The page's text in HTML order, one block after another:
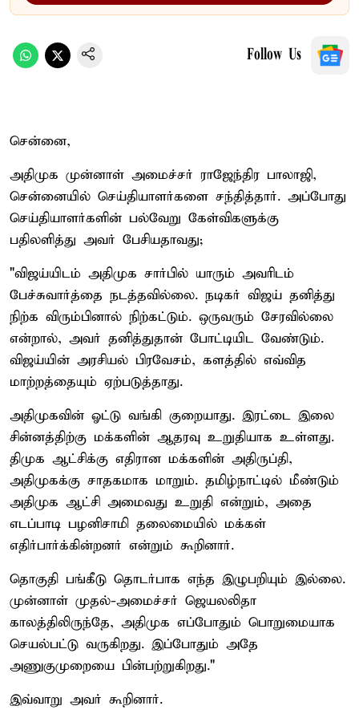
Follow Us
சென்னை,
அதிமுக முன்னாள் அமைச்சர் ராஜேந்திர பாலாஜி,
சென்னையில் செய்தியாளர்களை சந்தித்தார். அப்போது
செய்தியாளர்களின் பல்வேறு கேள்விகளுக்கு
பதிலளித்து அவர் பேசியதாவது;
"விஜய்யிடம் அதிமுக சார்பில் யாரும் அவரிடம்
பேச்சுவார்த்தை நடத்தவில்லை. நடிகர் விஜய் தனித்து
நிற்க விரும்பினால் நிற்கட்டும். ஒருவரும் சேரவில்லை
என்றால், அவர் தனித்துதான் போட்டியிட வேண்டும்.
விஜய்யின் அரசியல் பிரவேசம், களத்தில் எவ்வித
மாற்றத்தையும் ஏற்படுத்தாது.
அதிமுகவின் ஓட்டு வங்கி குறையாது. இரட்டை இலை
சின்னத்திற்கு மக்களின் ஆதரவு உறுதியாக உள்ளது.
திமுக ஆட்சிக்கு எதிரான மக்களின் அதிருப்தி,
அதிமுகக்கு சாதகமாக மாறும். தமிழ்நாட்டில் மீண்டும்
அதிமுக ஆட்சி அமைவது உறுதி என்றும், அதை
எடப்பாடி பழனிசாமி தலைமையில் மக்கள்
எதிர்பார்க்கின்றனர் என்றும் கூறினார்.
தொகுதி பங்கீடு தொடர்பாக எந்த இழுபறியும் இல்லை.
முன்னாள் முதல்-அமைச்சர் ஜெயலலிதா
காலத்திலிருந்தே, அதிமுக எப்போதும் பொறுமையாக
செயல்பட்டு வருகிறது. இப்போதும் அதே
அணுகுமுறையை பின்பற்றுகிறது."
இவ்வாறு அவர் கூறினார்.